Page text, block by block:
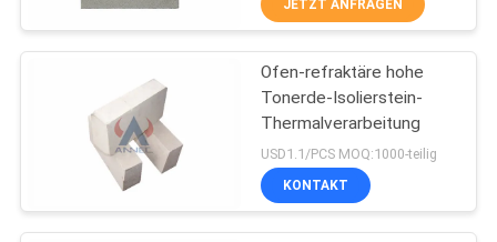
Hoher Tonerde-
Isolierstein
61
JETZT ANFRAGEN
Ofen-refraktäre hohe
Tonerde-Isolierstein-
Thermalverarbeitung
USD1.1/PCS MOQ:1000-teilig
KONTAKT